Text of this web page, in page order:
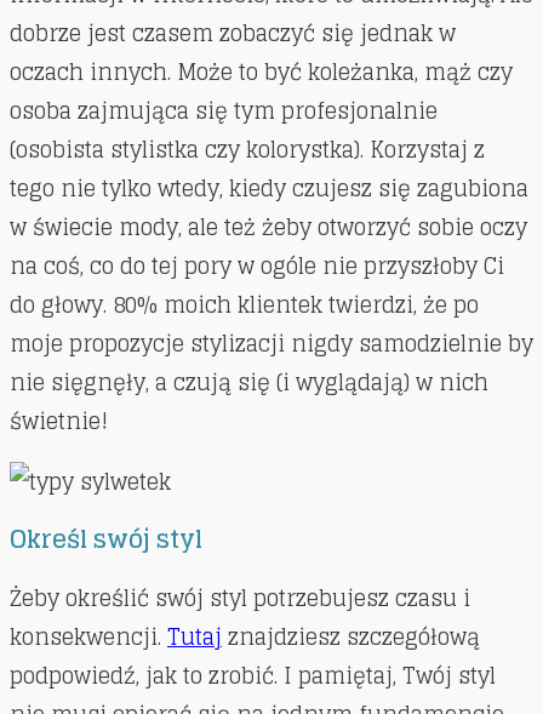
dobrze jest czasem zobaczyć się jednak w
oczach innych. Może to być koleżanka, mąż czy
osoba zajmująca się tym profesjonalnie
(osobista stylistka czy kolorystka). Korzystaj z
tego nie tylko wtedy, kiedy czujesz się zagubiona
w świecie mody, ale też żeby otworzyć sobie oczy
na coś, co do tej pory w ogóle nie przyszłoby Ci
do głowy. 80% moich klientek twierdzi, że po
moje propozycje stylizacji nigdy samodzielnie by
nie sięgnęły, a czują się (i wyglądają) w nich
świetnie!
Określ swój styl
Żeby określić swój styl potrzebujesz czasu i
konsekwencji.Tutajznajdziesz szczegółową
podpowiedź, jak to zrobić. I pamiętaj, Twój styl